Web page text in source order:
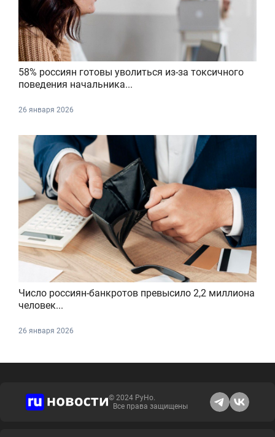
58% россиян готовы уволиться из-за токсичного
поведения начальника...
26 января 2026
Число россиян-банкротов превысило 2,2 миллиона
человек...
26 января 2026
© 2024 РуНо.
Все права защищены